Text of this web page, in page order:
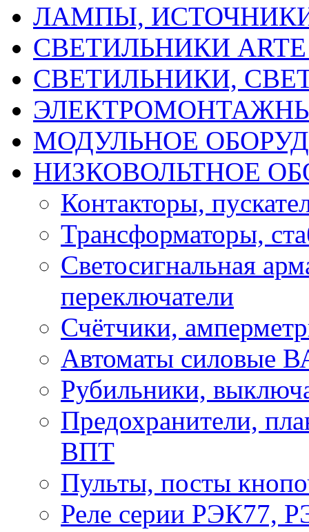
ЛАМПЫ,
СВЕТИЛЬНИКИ ARTE
СВЕТИЛЬНИКИ,
МОДУЛЬНОЕ
НИЗКОВОЛЬТНОЕ
Контакторы,
Трансформаторы,
Светосигнальная
переключатели
Счётчики,
Автоматы силовые
Рубильники,
Предохранители,
ВПТ
Пульты, посты
Реле серии РЭК77,